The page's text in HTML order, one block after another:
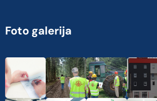
Foto galerija